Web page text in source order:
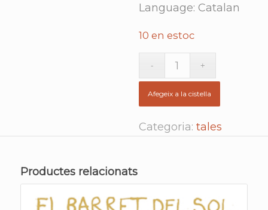
Language: Catalan
10 en estoc
Afegeix a la cistella
Categoria: tales
Productes relacionats